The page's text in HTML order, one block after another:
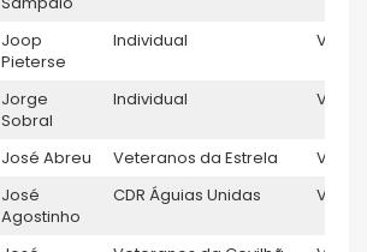
Joop
Pieterse
Individual V5
Jorge
Sobral
Individual V5
José Abreu Veteranos da Estrela V5
José
Agostinho
CDR Águias Unidas V5